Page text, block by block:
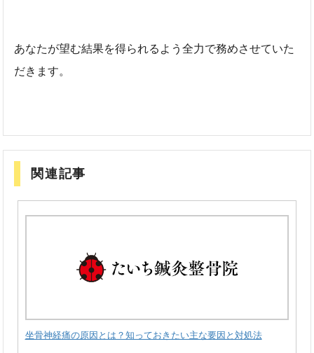
あなたが望む結果を得られるよう全力で務めさせていた
だきます。
関連記事
坐骨神経痛の原因とは？知っておきたい主な要因と対処法